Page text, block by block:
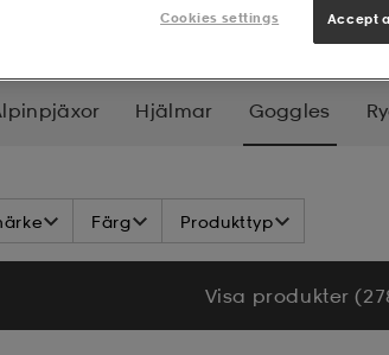
Hjälmar Goggles
Färg Produkttyp
Visa produkter
Cookies settings Accept